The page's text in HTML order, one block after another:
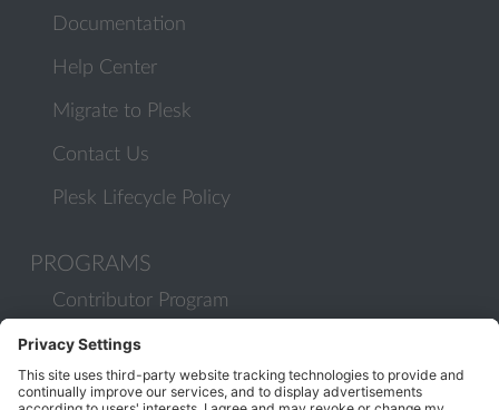
Documentation
Help Center
Migrate to Plesk
Contact Us
Plesk Lifecycle Policy
PROGRAMS
Contributor Program
Partner Program